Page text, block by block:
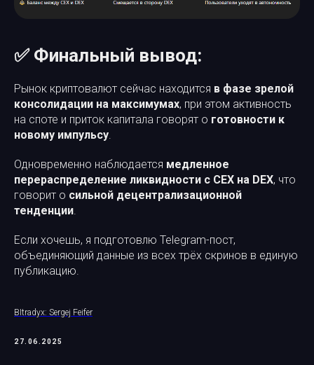
✅ Финальный вывод:
Рынок криптовалют сейчас находится в фазе зрелой
консолидации на максимумах, при этом активность
на споте и приток капитала говорят о готовности к
новому импульсу.
Одновременно наблюдается медленное
перераспределение ликвидности с CEX на DEX, что
говорит о сильной децентрализационной
тенденции.
Если хочешь, я подготовлю Telegram-пост,
объединяющий данные из всех трёх скринов в единую
публикацию.
BItradyx: Sergej Feifer
27.06.2025